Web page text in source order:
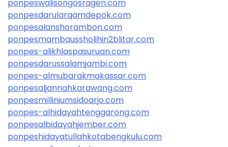
ponpeswalisongosragen.com
ponpesdarularqamdepok.com
ponpesalanshorambon.com
ponpesmambaussholihin2blitar.com
ponpes-alikhlaspasuruan.com
ponpesdarussalamjambi.com
ponpes-almubarakmakassar.com
ponpesaljannahkarawang.com
ponpesmilliniumsidoarjo.com
ponpes-alhidayahtenggarong.com
ponpesalbidayahjember.com
ponpeshidayatullahkotabengkulu.com